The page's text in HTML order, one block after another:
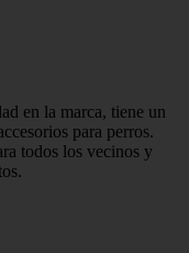
en la marca, tiene un
para perros.
todos los ve­cinos y